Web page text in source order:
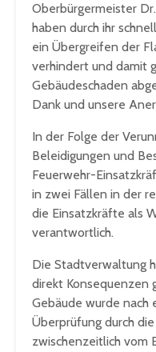
Oberbürgermeister
haben durch ihr
ein Übergreifen der
verhindert und damit
Gebäudeschaden
Dank und unsere
In der Folge der
Beleidigungen und
Feuerwehr-
in zwei Fällen in der
die Einsatzkräfte als
verantwortlich.
Die Stadtverwaltung
direkt Konsequenzen
Gebäude wurde nach
Überprüfung durch
zwischenzeitlich vom